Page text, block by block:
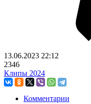
13.06.2023 22:12
2346
Клипы 2024
Комментарии